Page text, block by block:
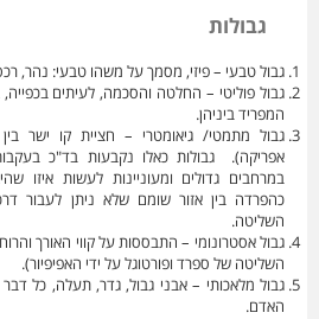
גבולות
גבול טבעי – פיזי, מסמך על משהו טבעי: נהר,
גבול פוליטי – החלטה והסכמה, לעיתים בכפייה,
המפריד ביניהן.
גבול מתמטי/ גיאומטרי – חציית קו ישר
אפריקה). גבולות כאלו נקבעות בד"כ
במרחבים גדולים ומעוניינות לעשות איזו
כהפרדה בין אזור שומם שלא ניתן לעבור
השליטה.
גבול אסטרונומי – התבססות על קווי האורך
השליטה של ספרד ופורטוגל על ידי האפיפיור).
גבול מלאכותי – אבני גבול, גדר, תעלה, כל
האדם.